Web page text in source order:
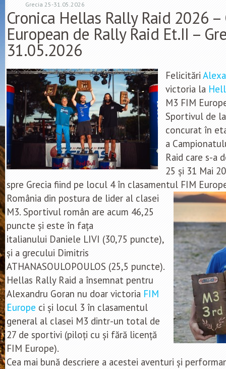
Grecia 25-31.05.2026
Cronica Hellas Rally Raid 2026
European de Rally Raid Et.II –
31.05.2026
Felicitări
victoria la
M3 FIM
Sportivul de
concurat în
a
Raid care s-a
25 și 31 Mai
spre Grecia fiind pe locul 4 în clasamentul FIM
România din postura de lider al clasei
M3. Sportivul român are acum 46,25
puncte și este în fața
italianului Daniele LIVI (30,75 puncte),
și a grecului Dimitris
ATHANASOULOPOULOS (25,5 puncte).
Hellas Rally Raid a însemnat pentru
Alexandru Goran nu doar victoria FIM
Europe ci și locul 3 în clasamentul
general al clasei M3 dintr-un total de
27 de sportivi (piloți cu și fără licență
FIM Europe).
Cea mai bună descriere a acestei aventuri și